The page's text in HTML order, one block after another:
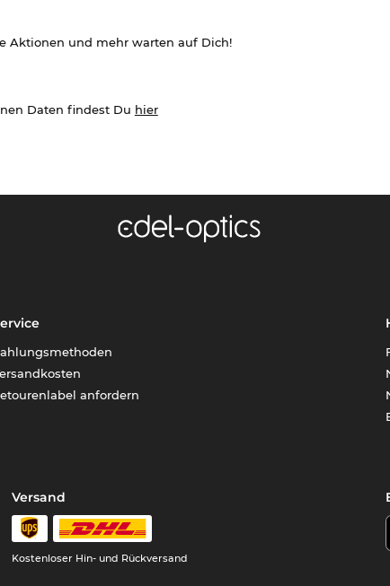
Aktionen und mehr warten auf Dich!
Daten findest Du hier
anfordern
Versand
Kostenloser Hin- und Rückversand